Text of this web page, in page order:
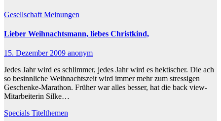
Gesellschaft Meinungen
Lieber Weihnachtsmann, liebes Christkind,
15. Dezember 2009 anonym
Jedes Jahr wird es schlimmer, jedes Jahr wird es hektischer. Die ach
so besinnliche Weihnachtszeit wird immer mehr zum stressigen
Geschenke-Marathon. Früher war alles besser, hat die back view-
Mitarbeiterin Silke…
Specials Titelthemen